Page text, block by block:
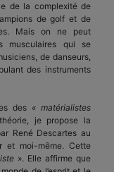
de la complexité de
de golf et de
Mais on ne peut
musculaires qui se
de danseurs,
des instruments
des « matérialistes
je propose la
René Descartes au
et moi-même. Cette
». Elle affirme que